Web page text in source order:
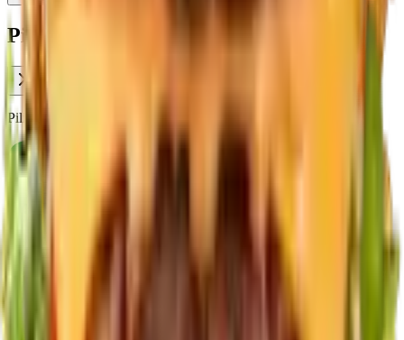
Pilih Platform Pesan
Pilih platform untuk memesan produk ini
Grab